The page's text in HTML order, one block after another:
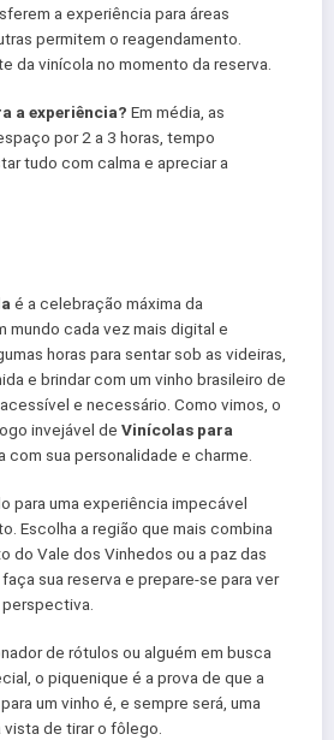
a experiência para áreas
permitem o reagendamento.
da vinícola no momento da reserva.
a experiência? Em média, as
por 2 a 3 horas, tempo
tudo com calma e apreciar a
é a celebração máxima da
mundo cada vez mais digital e
horas para sentar sob as videiras,
e brindar com um vinho brasileiro de
e necessário. Como vimos, o
invejável de Vinícolas para
com sua personalidade e charme.
para uma experiência impecável
Escolha a região que mais combina
do Vale dos Vinhedos ou a paz das
sua reserva e prepare-se para ver
de rótulos ou alguém em busca
o piquenique é a prova de que a
um vinho é, e sempre será, uma
de tirar o fôlego.